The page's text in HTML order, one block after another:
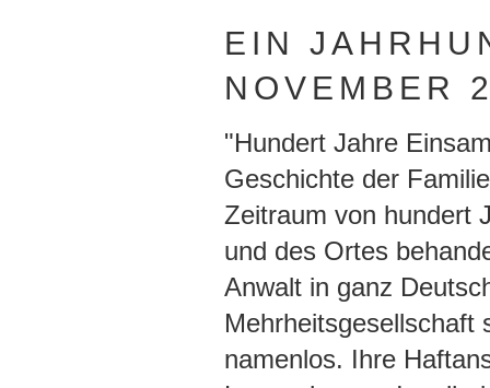
EIN
NOVEMBER
"Hundert Jahre
Geschichte der
Zeitraum von hundert
und des Ortes
Anwalt in ganz
Mehrheitsgesellschaft
namenlos. Ihre